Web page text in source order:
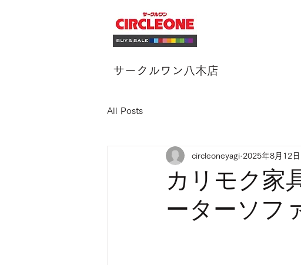
サークルワン八木店
All Posts
カリモク
ーターソフ
circleoneyagi 2025年8月12日